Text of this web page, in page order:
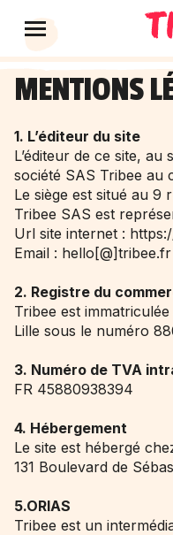
MENTIONS
1. L’éditeur du site
L’éditeur de ce site,
société SAS Tribee au
Le siège est situé au 9
Tribee SAS est
Url site internet :
Email : hello[@]tribee.fr
2. Registre du
Tribee est
Lille sous le numéro
3. Numéro de TVA
FR 45880938394
4. Hébergement
Le site est hébergé
131 Boulevard de
5.ORIAS
Tribee est un